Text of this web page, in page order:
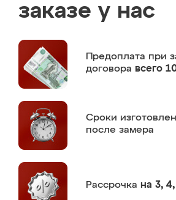
заказе у нас
Предоплата при
договора всего
Сроки
после замера
Рассрочка на 3,